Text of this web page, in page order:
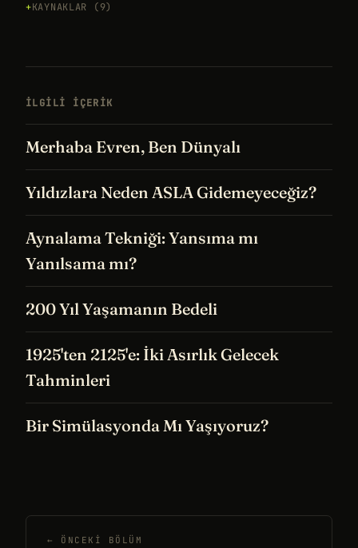
KAYNAKLAR (9)
İLGILI IÇERIK
Merhaba Evren, Ben Dünyalı
Yıldızlara Neden ASLA Gidemeyeceğiz?
Aynalama Tekniği: Yansıma mı
Yanılsama mı?
200 Yıl Yaşamanın Bedeli
1925'ten 2125'e: İki Asırlık Gelecek
Tahminleri
Bir Simülasyonda Mı Yaşıyoruz?
← ÖNCEKI BÖLÜM